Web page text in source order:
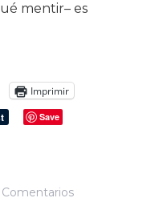
mentir– es
Imprimir
Save
En